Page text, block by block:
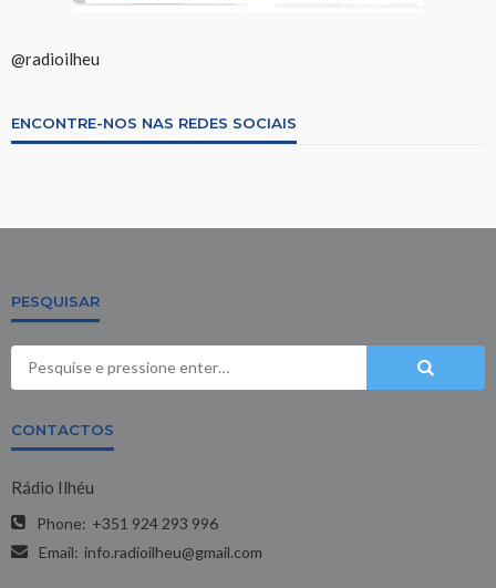
@radioilheu
ENCONTRE-NOS NAS REDES SOCIAIS
PESQUISAR
CONTACTOS
Rádio Ilhéu
Phone: +351 924 293 996
Email: info.radioilheu@gmail.com